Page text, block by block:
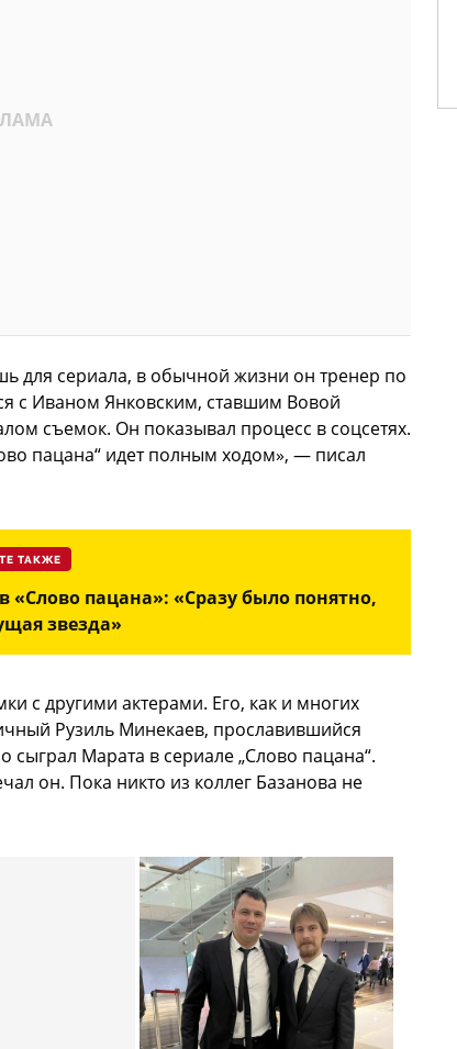
для сериала, в обычной жизни он тренер по
с Иваном Янковским, ставшим Вовой
съемок. Он показывал процесс в соцсетях.
пацана“ идет полным ходом», — писал
ТАКЖЕ
пацана»: «Сразу было понятно,
звезда»
с другими актерами. Его, как и многих
Рузиль Минекаев, прославившийся
сыграл Марата в сериале „Слово пацана“.
он. Пока никто из коллег Базанова не